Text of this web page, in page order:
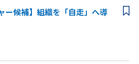
取引先様からの在庫品オーダー（EDIを含む）
荷入力業務。
ープ：社内からの依頼を含む各種出荷入力・在
：ホールセール・法人オーダーを含むカスタム
ー入力・出荷対応業務。
部門横断型のプロジェクトをリードした経験。
品業界でのセールス・セールスオペレーショ
の業務経験。
も構わないので、メール、チャットなどでの
せや会議で話している内容が理解でき、拙いな
きる
ー候補】組織を「自走」へ導